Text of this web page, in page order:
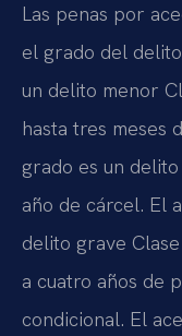
Las penas por
el grado del
un delito menor
hasta tres meses
grado es un
año de cárcel. El
delito grave
a cuatro años de
condicional. El